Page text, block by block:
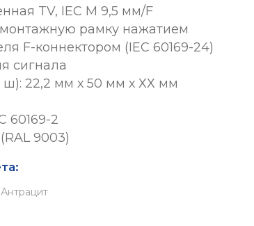
TV, IEC M 9,5 мм/F
монтажную рамку нажатием
F-коннектором (IEC 60169-24)
сигнала
ш): 22,2 мм х 50 мм х ХХ мм
60169-2
9003)
Антрацит